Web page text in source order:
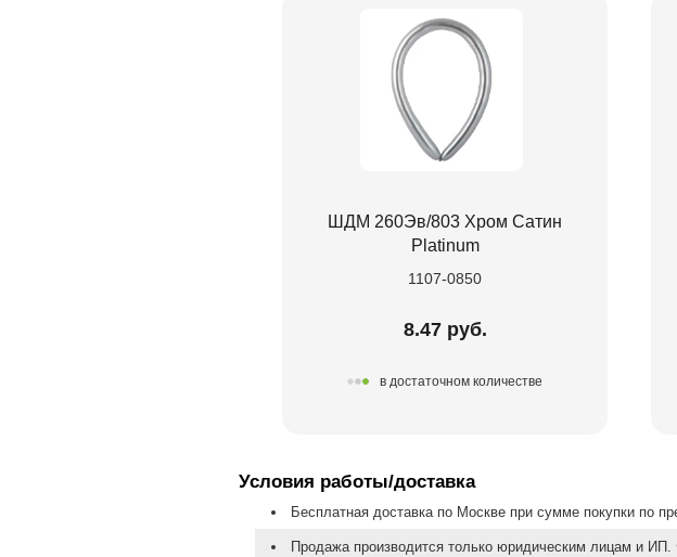
ШДМ 260Эв/803 Хром Сатин
Platinum
1107-0850
8.47 руб.
в достаточном количестве
Условия работы/доставка
Бесплатная доставка по Москве при сумме покупки по
Продажа производится только юридическим лицам и ИП.